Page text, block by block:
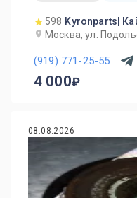
598 Kyronparts|
Москва, ул.
(919) 771-25-55
4 000
08.08.2026